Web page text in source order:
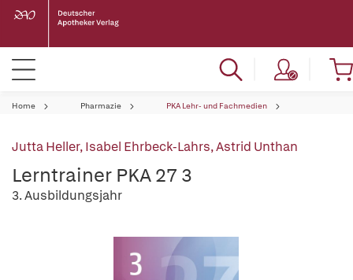
Home Pharmazie PKA Lehr- und Fachmedien
Jutta Heller,Isabel Ehrbeck-Lahrs,Astrid Unthan
Lerntrainer PKA 27 3
3. Ausbildungsjahr